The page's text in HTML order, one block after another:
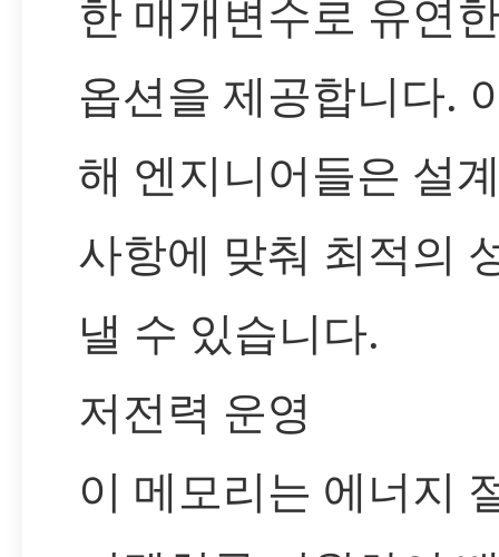
한 매개변수로 유연
옵션을 제공합니다.
해 엔지니어들은 설
사항에 맞춰 최적의
낼 수 있습니다.
저전력 운영
이 메모리는 에너지